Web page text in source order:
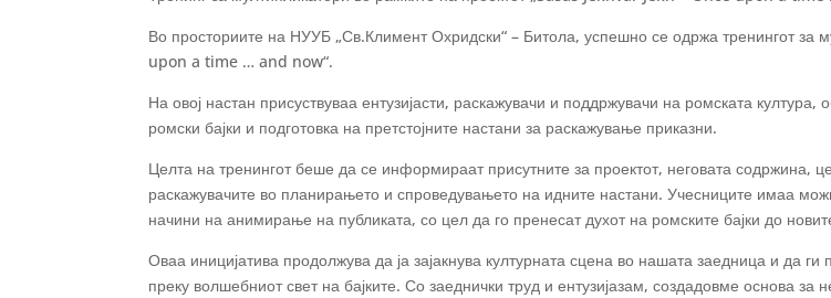
Во просториите на НУУБ „Св.Климент Охридски“ – Битола, успешно се одржа тренингот за
upon a time … and now“.
На овој настан присуствуваа ентузијасти, раскажувачи и поддржувачи на ромската
ромски бајки и подготовка на претстојните настани за раскажување приказни.
Целта на тренингот беше да се информираат присутните за проектот, неговата содржина,
раскажувачите во планирањето и спроведувањето на идните настани. Учесниците имаа
начини на анимирање на публиката, со цел да го пренесат духот на ромските бајки до
Оваа иницијатива продолжува да ја зајакнува културната сцена во нашата заедница и да
преку волшебниот свет на бајките. Со заеднички труд и ентузијазам, создадовме основа